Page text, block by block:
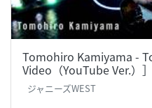
Tomohiro Kamiyama -
Video（YouTube Ver.）］
ジャニーズWEST